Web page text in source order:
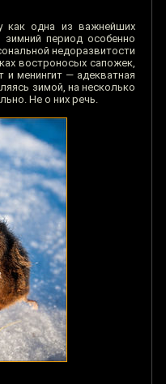
как одна из важнейших
период особенно
недоразвитости
востроносых сапожек,
и менингит — адекватная
зимой, на несколько
Не о них речь.